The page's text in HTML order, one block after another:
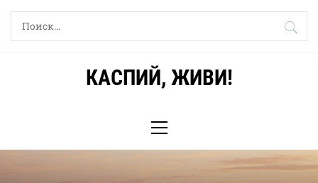
Skip
Найти:
КАСПИЙ, ЖИВИ!
Menu